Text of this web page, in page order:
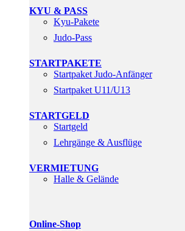
KYU & PASS
Kyu-Pakete
Judo-Pass
STARTPAKETE
Startpaket Judo-Anfänger
Startpaket U11/U13
STARTGELD
Startgeld
Lehrgänge & Ausflüge
VERMIETUNG
Halle & Gelände
Online-Shop